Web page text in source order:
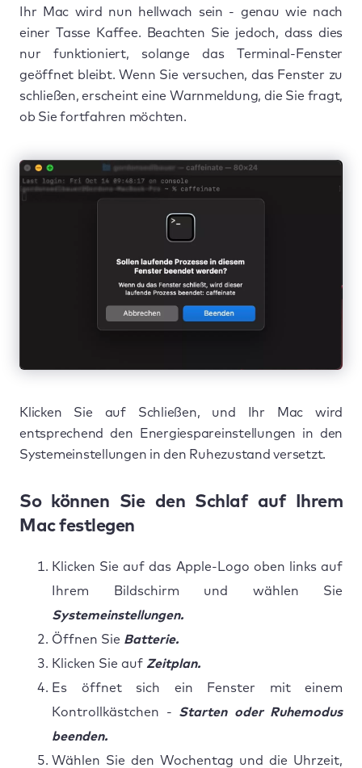
Ihr Mac wird nun hellwach sein - genau wie nach
einer Tasse Kaffee. Beachten Sie jedoch, dass dies
nur funktioniert, solange das Terminal-Fenster
geöffnet bleibt. Wenn Sie versuchen, das Fenster zu
schließen, erscheint eine Warnmeldung, die Sie fragt,
ob Sie fortfahren möchten.
Klicken Sie auf Schließen, und Ihr Mac wird
entsprechend den Energiespareinstellungen in den
Systemeinstellungen in den Ruhezustand versetzt.
So können Sie den Schlaf auf Ihrem
Mac festlegen
Klicken Sie auf das Apple-Logo oben links auf
Ihrem Bildschirm und wählen Sie
Systemeinstellungen.
Öffnen Sie Batterie.
Klicken Sie auf Zeitplan.
Es öffnet sich ein Fenster mit einem
Kontrollkästchen - Starten oder Ruhemodus
beenden.
Wählen Sie den Wochentag und die Uhrzeit,